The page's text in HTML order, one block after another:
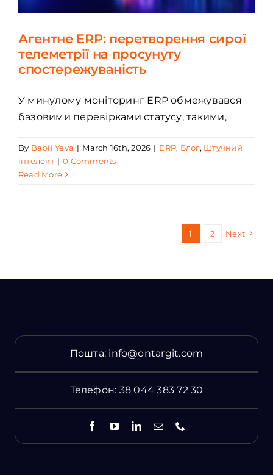
Агентне ERP: перетворення сирої
телеметрії на просунуту
спостережуваність
У минулому моніторинг ERP обмежувався
базовими перевірками статусу, такими,
By Babii Yeva | March 16th, 2026 | ERP, Блог, Штучний
інтелект | 0 Comments
Read More
1 2 Next
Пошта: info@ontargit.com
Телефон: 38 044 383 72 30